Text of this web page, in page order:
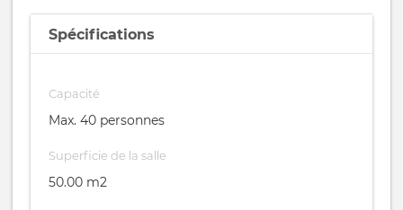
Spécifications
Capacité
Max. 40 personnes
Superficie de la salle
50.00 m2